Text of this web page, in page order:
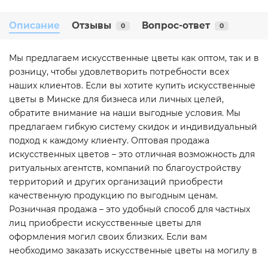
Описание Отзывы 0 Вопрос-ответ 0
Мы предлагаем искусственные цветы как оптом, так и в
розницу, чтобы удовлетворить потребности всех
наших клиентов. Если вы хотите купить искусственные
цветы в Минске для бизнеса или личных целей,
обратите внимание на наши выгодные условия. Мы
предлагаем гибкую систему скидок и индивидуальный
подход к каждому клиенту. Оптовая продажа
искусственных цветов – это отличная возможность для
ритуальных агентств, компаний по благоустройству
территорий и других организаций приобрести
качественную продукцию по выгодным ценам.
Розничная продажа – это удобный способ для частных
лиц приобрести искусственные цветы для
оформления могил своих близких. Если вам
необходимо заказать искусственные цветы на могилу в